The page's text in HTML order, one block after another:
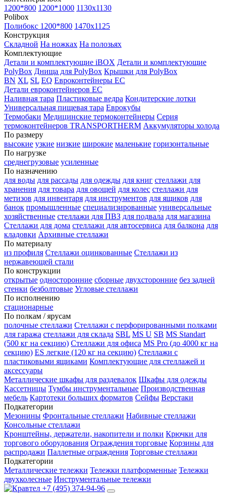
1200*800 1200*1000 1130x1130
Polibox
Полибокс 1200*800 1470х1125
Конструкция
Складной На ножках На полозьях
Комплектующие
Детали и комплектующие iBOX Детали и комплектующие
PolyBox Днища для PolyBox Крышки для PolyBox
BN XL SL EQ Евроконтейнеры EC
Детали евроконтейнеров EC
Наливная тара Пластиковые ведра Кондитерские лотки
Универсальная пищевая тара Еврокубы
Термобаки Медицинские термоконтейнеры Серия
термоконтейнеров TRANSPORTHERM Аккумуляторы холода
По размеру
высокие узкие низкие широкие маленькие горизонтальные
По нагрузке
среднегрузовые усиленные
По назначению
для воды для рассады для одежды для книг стеллажи для
хранения для товара для овощей для колес стеллажи для
метизов для инвентаря для инструментов для ящиков для
банок промышленные специализированные универсальные
хозяйственные стеллажи для ПВЗ для подвала для магазина
Стеллажи для дома стеллажи для автосервиса для балкона для
кладовки Архивные стеллажи
По материалу
из профиля Стеллажи оцинкованные Стеллажи из
нержавеющей стали
По конструкции
открытые односторонние сборные двухсторонние без задней
стенки безболтовые Угловые стеллажи
По исполнению
стационарные
По полкам / ярусам
полочные стеллажи Стеллажи с перфорированными полками
для гаража стеллажи для склада SBL MS U SB MS Standart
(500 кг на секцию) Стеллажи для офиса MS Pro (до 4000 кг на
секцию) ES легкие (120 кг на секцию) Стеллажи с
пластиковыми ящиками Комплектующие для стеллажей и
аксессуары
Металлические шкафы для раздевалок Шкафы для одежды
Кассетницы Тумбы инструментальные Производственная
мебель Картотеки больших форматов Сейфы Верстаки
Подкатегории
Мезонины Фронтальные стеллажи Набивные стеллажи
Консольные стеллажи
Кронштейны, держатели, накопители и полки Крючки для
торгового оборудования Ограждения торговые Корзины для
распродажи Паллетные ограждения Торговые стеллажи
Подкатегории
Металлические тележки Тележки платформенные Тележки
двухколесные Инструментальные тележки
+7 (495) 374-94-96